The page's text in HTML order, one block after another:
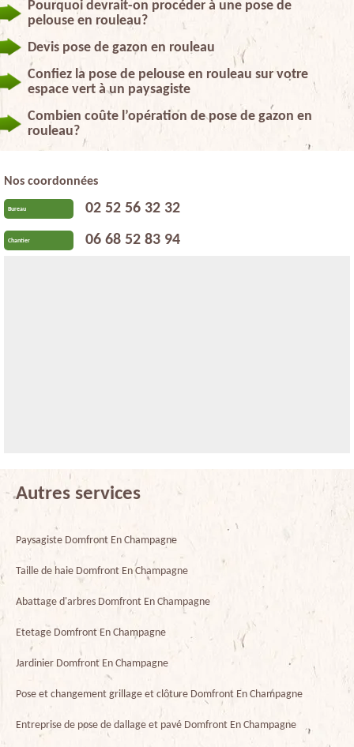
Pourquoi devrait-on procéder à une pose de
pelouse en rouleau?
Devis pose de gazon en rouleau
Confiez la pose de pelouse en rouleau sur votre
espace vert à un paysagiste
Combien coûte l’opération de pose de gazon en
rouleau?
Nos coordonnées
Bureau 02 52 56 32 32
Chantier 06 68 52 83 94
Autres services
Paysagiste Domfront En Champagne
Taille de haie Domfront En Champagne
Abattage d'arbres Domfront En Champagne
Etetage Domfront En Champagne
Jardinier Domfront En Champagne
Pose et changement grillage et clôture Domfront En Champagne
Entreprise de pose de dallage et pavé Domfront En Champagne